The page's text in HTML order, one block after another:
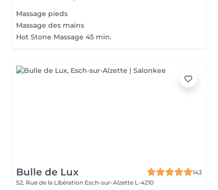
Massage pieds
Massage des mains
Hot Stone Massage 45 min.
Bulle de Lux
143
52, Rue de la Libération Esch-sur-Alzette L-4210